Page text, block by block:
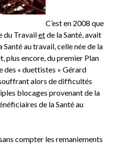
C’est en 2008 que
du Travailetde la Santé, avait
au travail, celle née de la
plus encore, du premier Plan
des « duettistes » Gérard
alors de difficultés
blocages provenant de la
de la Santé au
compter les remaniements